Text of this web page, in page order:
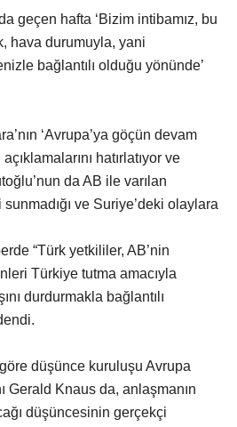
geçen hafta ‘Bizim intibamız, bu
hava durumuyla, yani
bağlantılı olduğu yönünde’
‘Avrupa’ya göçün devam
hatırlatıyor ve
da AB ile varılan
ve Suriye’deki olaylara
“Türk yetkililer, AB’nin
Türkiye tutma amacıyla
durdurmakla bağlantılı
düşünce kuruluşu Avrupa
Gerald Knaus da, anlaşmanın
düşüncesinin gerçekçi